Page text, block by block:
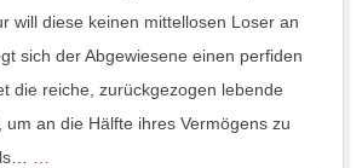
will diese keinen mittellosen Loser an
sich der Abgewiesene einen perfiden
die reiche, zurückgezogen lebende
um an die Hälfte ihres Vermögens zu